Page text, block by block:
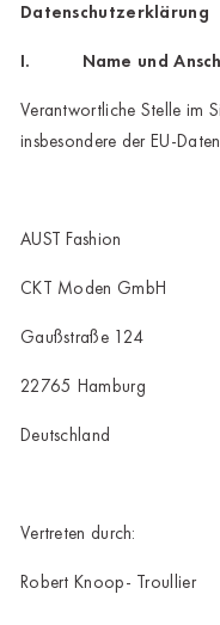
Datenschutzerklärung
I. Name und
Verantwortliche Stelle im
insbesondere der EU-
AUST Fashion
CKT Moden GmbH
Gaußstraße 124
22765 Hamburg
Deutschland
Vertreten durch:
Robert Knoop- Troullier